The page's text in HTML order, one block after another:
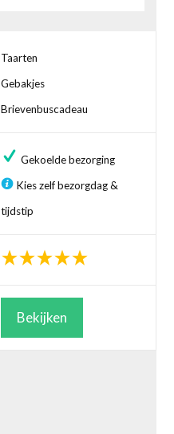
Taarten
Gebakjes
Brievenbuscadeau
Gekoelde bezorging
Kies zelf bezorgdag &
tijdstip
Bekijken